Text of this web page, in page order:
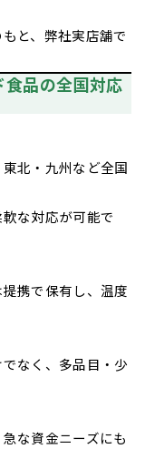
と、弊社実店舗で
品の全国対応
北・九州など全国
な対応が可能で
携で保有し、温度
なく、多品目・少
な資金ニーズにも